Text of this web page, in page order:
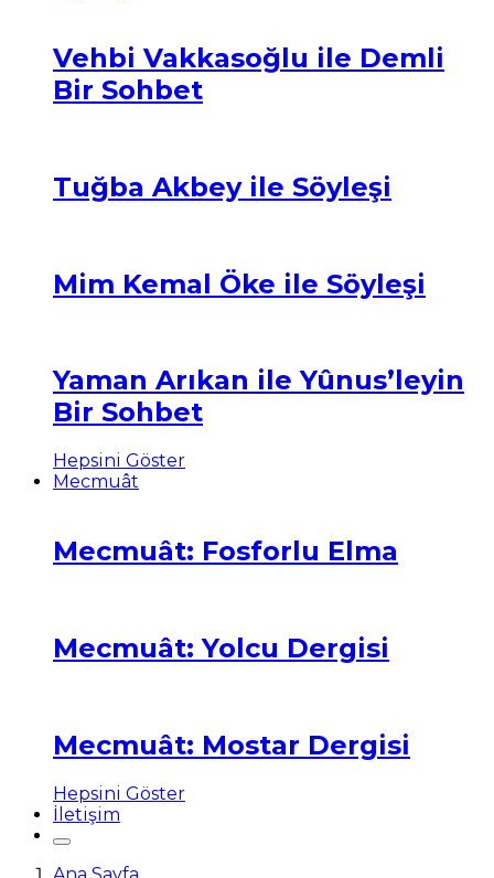
Vehbi Vakkasoğlu ile Demli
Bir Sohbet
Tuğba Akbey ile Söyleşi
Mim Kemal Öke ile Söyleşi
Yaman Arıkan ile Yûnus’leyin
Bir Sohbet
Hepsini Göster
Mecmuât
Mecmuât: Fosforlu Elma
Mecmuât: Yolcu Dergisi
Mecmuât: Mostar Dergisi
Hepsini Göster
İletişim
Ana Sayfa